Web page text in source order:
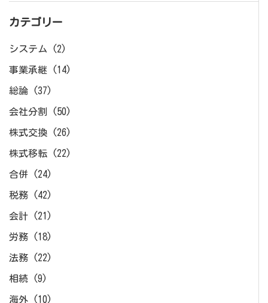
カテゴリー
システム (2)
事業承継 (14)
総論 (37)
会社分割 (50)
株式交換 (26)
株式移転 (22)
合併 (24)
税務 (42)
会計 (21)
労務 (18)
法務 (22)
相続 (9)
海外 (10)